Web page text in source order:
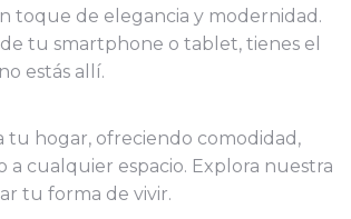
toque de elegancia y modernidad.
tu smartphone o tablet, tienes el
estás allí.
tu hogar, ofreciendo comodidad,
cualquier espacio. Explora nuestra
tu forma de vivir.